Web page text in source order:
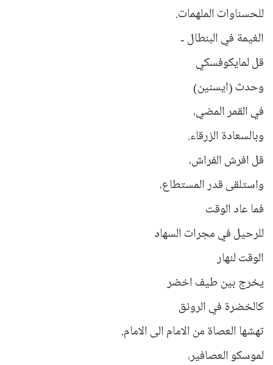
للحسناوات الملهمات.
الغيمة في البنطال -
قل لمايكوفسكي
وحدث (ايسنين)
في القمر المضي،
وبالسعادة الزرقاء.
قل افرش الفراش،
واستلقى قدر المستطاع،
فما عاد الوقت
للرحيل في مجرات السهاد
الوقت لنهار
يخرج بين طيف اخضر
كالخضرة في الرونق
تهشها العصاة من الامام الى الامام.
لموسكو العصافير،